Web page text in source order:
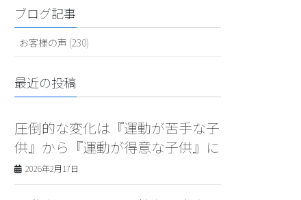
ブログ記事
お客様の声 (230)
最近の投稿
圧倒的な変化は『運動が苦手な子
供』から『運動が得意な子供』に
2026年2月17日